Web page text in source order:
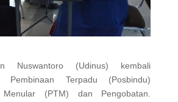
Nuswantoro (Udinus) kembali
Pembinaan Terpadu (Posbindu)
(PTM) dan Pengobatan.